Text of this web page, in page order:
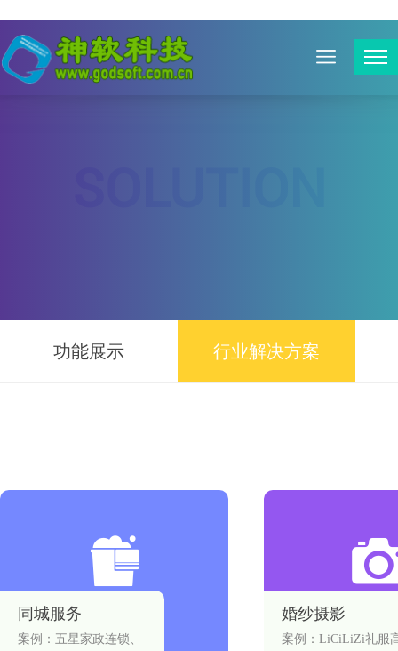
功能展示 行业解决方案
同城服务
案例：五星家政连锁、
婚纱摄影
案例：LiCiLiZi礼服